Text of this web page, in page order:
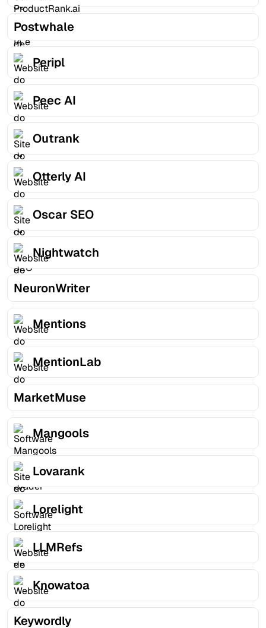
Postwhale
Peripl
Peec AI
Outrank
Otterly AI
Oscar SEO
Nightwatch
NeuronWriter
Mentions
MentionLab
MarketMuse
Mangools
Lovarank
Lorelight
LLMRefs
Knowatoa
Keywordly